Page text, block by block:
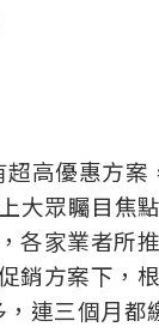
高優惠方
大眾矚目焦
各家業者所
銷方案下，
連三個月